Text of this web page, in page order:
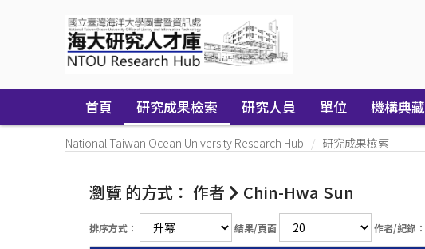
首頁 研究成果檢索 研究人員 單位 機構典藏
National Taiwan Ocean University Research Hub 研究成果檢索
瀏覽 的方式： 作者 Chin-Hwa Sun
排序方式： 結果/頁面 作者/紀錄：